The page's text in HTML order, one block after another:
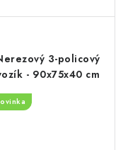
3-policový
- 90x75x40 cm